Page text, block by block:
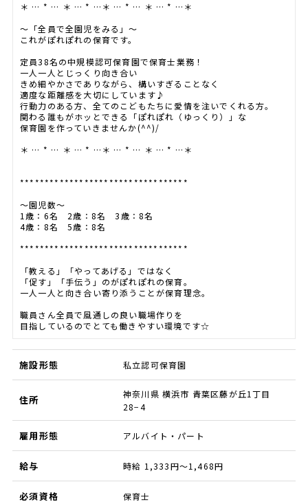
＊ … * … ＊ … * …＊ … * … ＊ … * …＊
～「全員で全園児をみる」～
これがぽれぽれの保育です。
定員38名の中規模認可保育園で保育士業務！
一人一人とじっくり向き合い
きめ細やかさでありながら、構いすぎることなく
適度な距離感を大切にしています♪
行動力のある方、全てのこどもたちに愛情を注いでくれる方。
関わる誰もがホッとできる「ぽれぽれ（ゆっくり）」な
保育園を作っていきませんか(^^)/
＊ … * … ＊ … * …＊ … * … ＊ … * …＊
**********************************
～園児数～
1歳：6名 2歳：8名 3歳：8名
4歳：8名 5歳：8名
**********************************
「教える」「やってあげる」ではなく
「促す」「手伝う」のがぽれぽれの保育。
一人一人と向き合い寄り添うことが保育理念。
職員さん全員で風通しの良い職場作りを
目指しているのでとても働きやすい環境です☆
施設形態 私立認可保育園
住所
神奈川県 横浜市 青葉区藤が丘1丁目
28−4
雇用形態 アルバイト・パート
給与 時給 1,333円～1,468円
必須資格 保育士